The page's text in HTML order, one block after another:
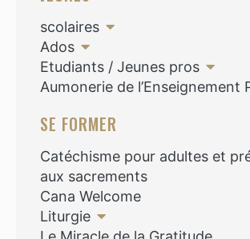
scolaires
Ados
Etudiants / Jeunes pros
Aumonerie de l’Enseignement
SE FORMER
Catéchisme pour adultes et
aux sacrements
Cana Welcome
Liturgie